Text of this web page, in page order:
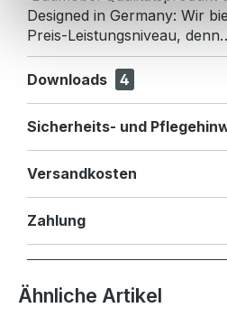
Designed in Germany: Wir
Preis-Leistungsniveau,
Downloads 4
Sicherheits- und
Versandkosten
Zahlung
Produktgalerie überspringen
Ähnliche Artikel